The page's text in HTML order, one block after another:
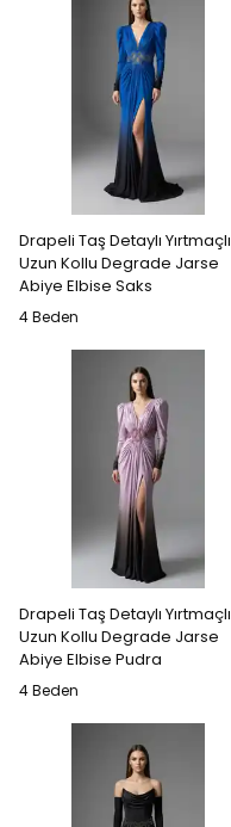
Drapeli Taş Detaylı Yırtmaçlı
Uzun Kollu Degrade Jarse
Abiye Elbise Saks
4 Beden
Drapeli Taş Detaylı Yırtmaçlı
Uzun Kollu Degrade Jarse
Abiye Elbise Pudra
4 Beden